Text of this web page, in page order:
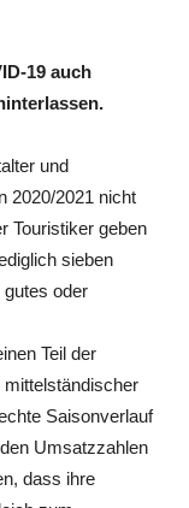
19 auch
und
2020/2021 nicht
Touristiker geben
sieben
gutes oder
Teil der
mittelständischer
Saisonverlauf
Umsatzzahlen
dass ihre